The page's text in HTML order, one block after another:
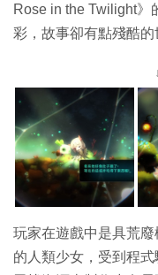
Rose in the Twilight》
彩，故事卻有點殘酷的
玩家在遊戲中是具荒
的人類少女，受到程